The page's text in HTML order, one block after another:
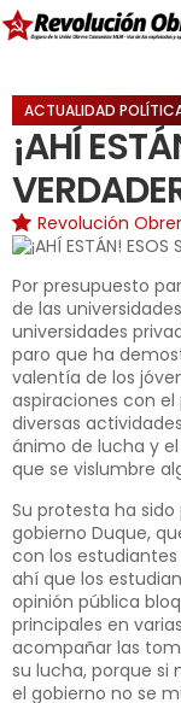
ACTUALIDAD
¡AHÍ
Revolución
Por presupuesto
de las
universidades
paro que ha
valentía de los
aspiraciones con
diversas
ánimo de lucha y
que se vislumbre
Su protesta ha
gobierno Duque,
con los
ahí que los
opinión pública
principales en
acompañar las
su lucha, porque si
el gobierno no se